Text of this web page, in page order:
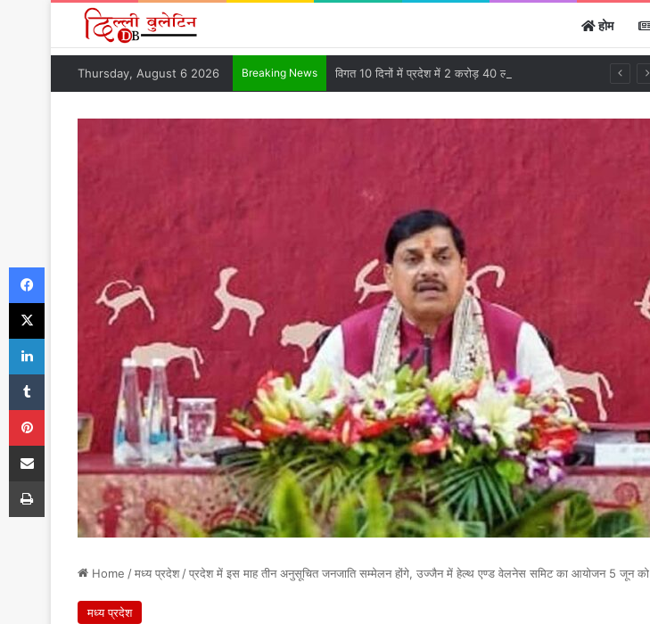
होम
Thursday, August 6 2026 Breaking News
Home /मध्य प्रदेश /प्रदेश में इस माह तीन अनुसूचित जनजाति सम्मेलन होंगे, उज्जैन में हेल्थ एण्ड वेलनेस समिट का आयोजन 5 जून को
मध्य प्रदेश
Facebook
X
LinkedIn
Tumblr
Pinterest
Share via Email